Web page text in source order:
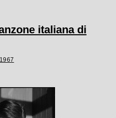
italiana di